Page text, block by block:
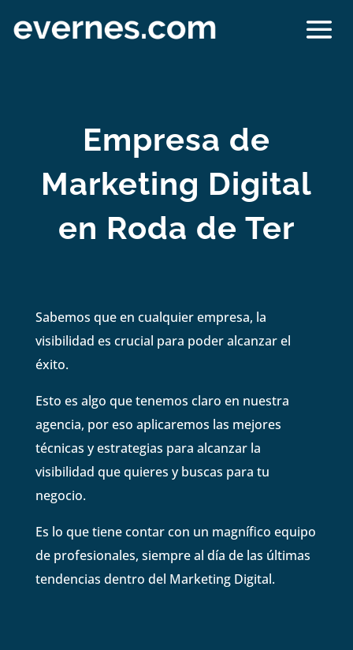
Empresa de
Marketing Digital
en Roda de Ter
Sabemos que en cualquier empresa, la
visibilidad es crucial para poder alcanzar el
éxito.
Esto es algo que tenemos claro en nuestra
agencia, por eso aplicaremos las mejores
técnicas y estrategias para alcanzar la
visibilidad que quieres y buscas para tu
negocio.
Es lo que tiene contar con un magnífico equipo
de profesionales, siempre al día de las últimas
tendencias dentro del Marketing Digital.